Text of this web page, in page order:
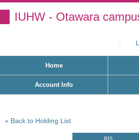
IUHW - Otawara
Home
Account Info
Back to Holding List
RIS